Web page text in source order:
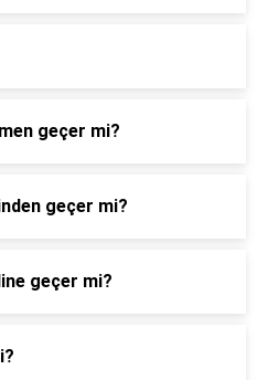
geçer mi?
geçer mi?
geçer mi?